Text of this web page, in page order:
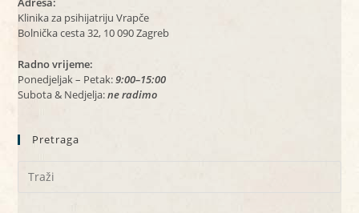
Klinika za psihijatriju Vrapče
Bolnička cesta 32, 10 090 Zagreb
Radno vrijeme:
Ponedjeljak – Petak:9:00–15:00
Subota & Nedjelja:ne radimo
Pretraga